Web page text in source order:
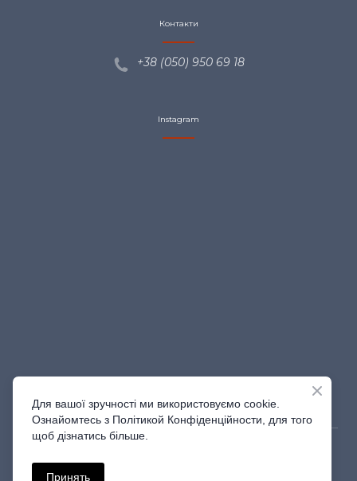
Контакти
+38 (050) 950 69 18
Instagram
© Created by Shine_Studio | 2023
Для вашої зручності ми використовуємо cookie.
Ознайомтесь з Політикой Конфіденційности, для того
щоб дізнатись більше.
Принять